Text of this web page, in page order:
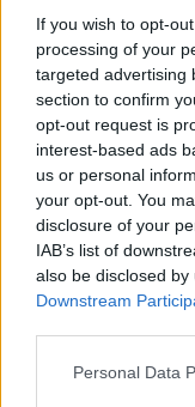
If you wish to opt-
processing of your
targeted advertising
section to confirm
opt-out request is
interest-based ads
us or personal
your opt-out. You
disclosure of your
IAB’s list of
also be disclosed
Downstream
Personal Data
popular que ha